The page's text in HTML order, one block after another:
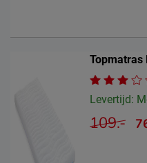
Topmatras
Levertijd:
109.-